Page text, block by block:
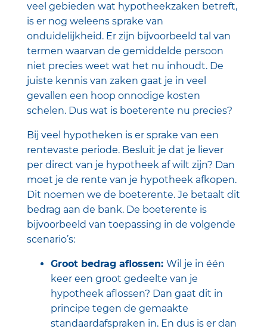
veel gebieden wat hypotheekzaken betreft,
is er nog weleens sprake van
onduidelijkheid. Er zijn bijvoorbeeld tal van
termen waarvan de gemiddelde persoon
niet precies weet wat het nu inhoudt. De
juiste kennis van zaken gaat je in veel
gevallen een hoop onnodige kosten
schelen. Dus wat is boeterente nu precies?
Bij veel hypotheken is er sprake van een
rentevaste periode. Besluit je dat je liever
per direct van je hypotheek af wilt zijn? Dan
moet je de rente van je hypotheek afkopen.
Dit noemen we de boeterente. Je betaalt dit
bedrag aan de bank. De boeterente is
bijvoorbeeld van toepassing in de volgende
scenario’s:
Groot bedrag aflossen: Wil je in één
keer een groot gedeelte van je
hypotheek aflossen? Dan gaat dit in
principe tegen de gemaakte
standaardafspraken in. En dus is er dan